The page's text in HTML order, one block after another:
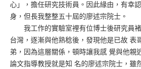
心」，擔任研究技術員。因此緣由，有幸
身，但長我整整五十屆的廖述宗院士。
我工作的實驗室裡有位博士後研究員褚
台灣，逐漸與他熟稔後，發現他是已故 表
弟，因為這層關係，頓時讓我感 覺與他親
論文指導教授就是知 名的廖述宗院士，雖